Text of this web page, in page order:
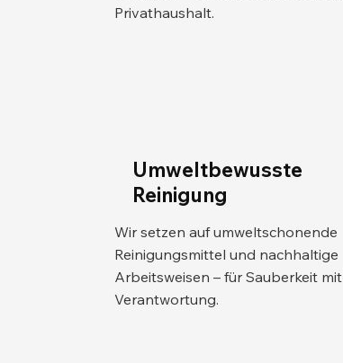
Privathaushalt.
Umweltbewusste
Reinigung
Wir setzen auf umweltschonende
Reinigungsmittel und nachhaltige
Arbeitsweisen – für Sauberkeit mit
Verantwortung.